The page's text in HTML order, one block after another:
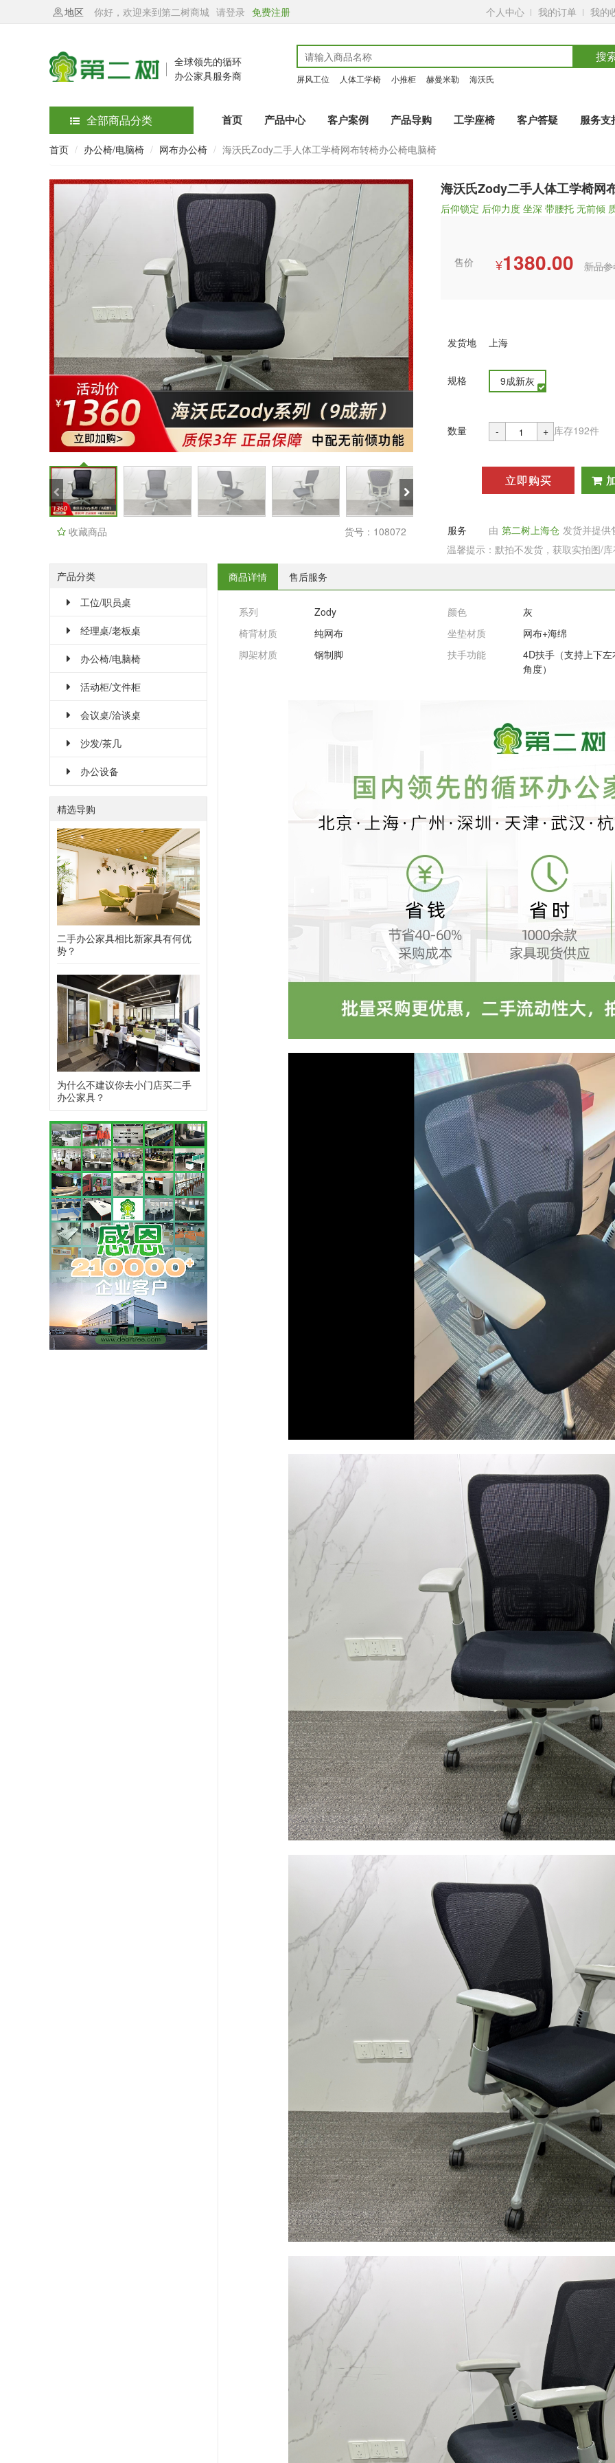
地区 你好，欢迎来到第二树商城 请登录 免费注册 个人中心 我的订单 我的
全球领先的循环
办公家具服务商
搜
屏风工位 人体工学椅 小推柜 赫曼米勒 海沃氏
全部商品分类 首页 产品中心 客户案例 产品导购 工学座椅 客户答疑 服务支
首页 办公椅/电脑椅 网布办公椅 海沃氏Zody二手人体工学椅网布转椅办公椅电脑椅
收藏商品 货号：108072
海沃氏Zody二手人体工学椅网
后仰锁定 后仰力度 坐深 带腰托 无前倾
售价 ¥1380.00 新品
发货地 上海
规格 9成新灰
数量 - + 库存192件
立即购买
服务 由 第二树上海仓 发货并提供
温馨提示：默拍不发货，获取实拍图/
产品分类
工位/职员桌
经理桌/老板桌
办公椅/电脑椅
活动柜/文件柜
会议桌/洽谈桌
沙发/茶几
办公设备
精选导购
二手办公家具相比新家具有何优
势？
为什么不建议你去小门店买二手
办公家具？
商品详情 售后服务
系列 Zody 颜色
灰
椅背材质
纯网布 坐垫材质
网布+海绵
脚架材质
钢制脚 扶手功能
4D扶手（支持上下
角度）